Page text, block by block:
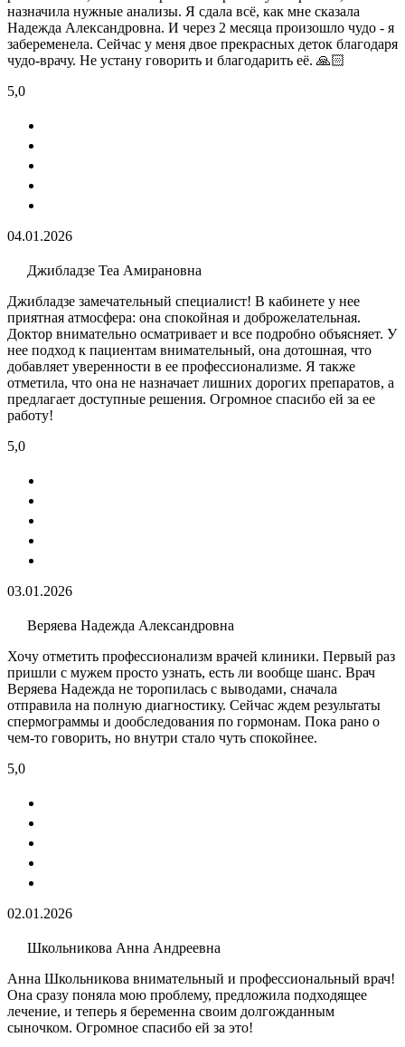
назначила нужные анализы. Я сдала всё, как мне сказала
Надежда Александровна. И через 2 месяца произошло чудо - я
забеременела. Сейчас у меня двое прекрасных деток благодаря
чудо-врачу. Не устану говорить и благодарить её. 🙏🏻
5,0
04.01.2026
Джибладзе Теа Амирановна
Джибладзе замечательный специалист! В кабинете у нее
приятная атмосфера: она спокойная и доброжелательная.
Доктор внимательно осматривает и все подробно объясняет. У
нее подход к пациентам внимательный, она дотошная, что
добавляет уверенности в ее профессионализме. Я также
отметила, что она не назначает лишних дорогих препаратов, а
предлагает доступные решения. Огромное спасибо ей за ее
работу!
5,0
03.01.2026
Веряева Надежда Александровна
Хочу отметить профессионализм врачей клиники. Первый раз
пришли с мужем просто узнать, есть ли вообще шанс. Врач
Веряева Надежда не торопилась с выводами, сначала
отправила на полную диагностику. Сейчас ждем результаты
спермограммы и дообследования по гормонам. Пока рано о
чем-то говорить, но внутри стало чуть спокойнее.
5,0
02.01.2026
Школьникова Анна Андреевна
Анна Школьникова внимательный и профессиональный врач!
Она сразу поняла мою проблему, предложила подходящее
лечение, и теперь я беременна своим долгожданным
сыночком. Огромное спасибо ей за это!